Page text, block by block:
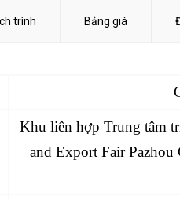
trình Bảng giá
Khu liên hợp Trung tâm
and Export Fair